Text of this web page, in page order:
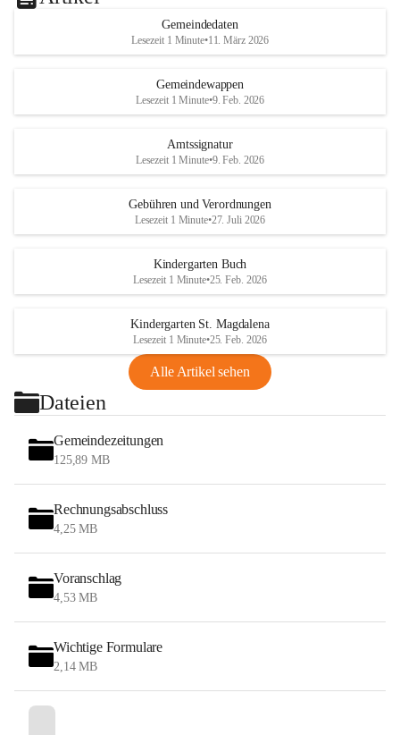
Gemeindedaten
Lesezeit 1 Minute•11. März 2026
Gemeindewappen
Lesezeit 1 Minute•9. Feb. 2026
Amtssignatur
Lesezeit 1 Minute•9. Feb. 2026
Gebühren und Verordnungen
Lesezeit 1 Minute•27. Juli 2026
Kindergarten Buch
Lesezeit 1 Minute•25. Feb. 2026
Kindergarten St. Magdalena
Lesezeit 1 Minute•25. Feb. 2026
Alle Artikel sehen
Dateien
Gemeindezeitungen
125,89 MB
Rechnungsabschluss
4,25 MB
Voranschlag
4,53 MB
Wichtige Formulare
2,14 MB